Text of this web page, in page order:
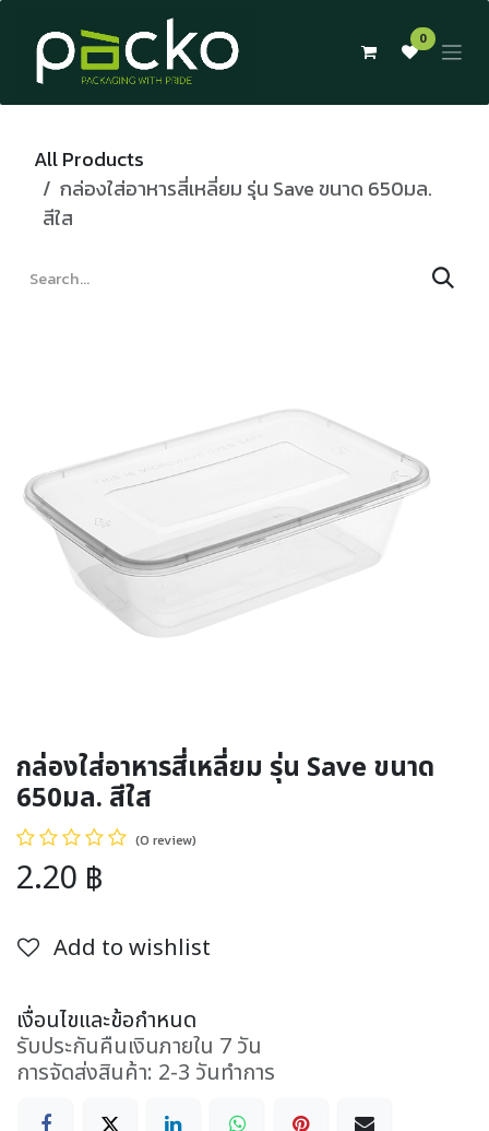
Skip to Content
0
All Products
กล่องใส่อาหารสี่เหลี่ยม รุ่น Save ขนาด 650มล.
สีใส
กล่องใส่อาหารสี่เหลี่ยม รุ่น Save ขนาด
650มล. สีใส
(0 review)
2.20 ฿
Add to wishlist
เงื่อนไขและข้อกำหนด
รับประกันคืนเงินภายใน 7 วัน
การจัดส่งสินค้า: 2-3 วันทำการ